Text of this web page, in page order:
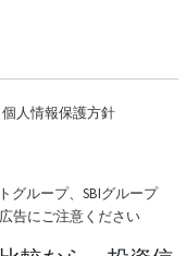
個人情報保護方針
グループ、SBIグループ
告にご注意ください